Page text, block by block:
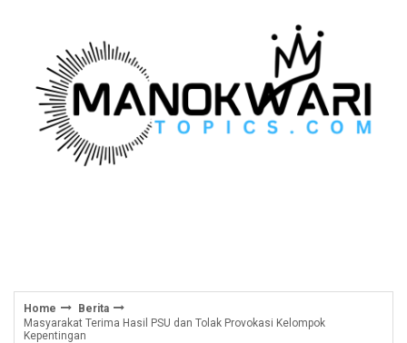
Home
Berita
Masyarakat Terima Hasil PSU dan Tolak Provokasi Kelompok
Kepentingan